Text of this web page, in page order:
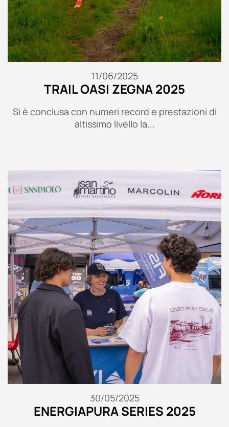
11/06/2025
TRAIL OASI ZEGNA 2025
Si è conclusa con numeri record e prestazioni di
altissimo livello la...
30/05/2025
ENERGIAPURA SERIES 2025